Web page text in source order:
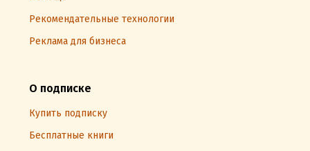
Рекомендательные технологии
Реклама для бизнеса
О подписке
Купить подписку
Бесплатные книги